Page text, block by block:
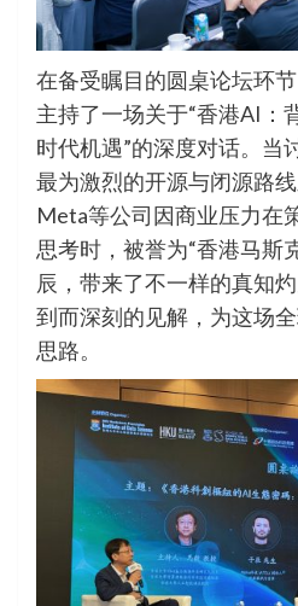
在备受瞩目的圆桌论坛环
主持了一场关于“香港AI：
时代机遇”的深度对话。当
最为激烈的开源与闭源路
Meta等公司因商业压力在
思考时，被誉为“香港马斯
辰，带来了不一样的真知
到而深刻的见解，为这场
思路。